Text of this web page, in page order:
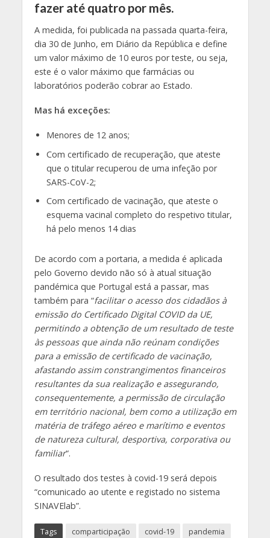
fazer até quatro por mês.
A medida, foi publicada na passada quarta-feira,
dia 30 de Junho, em Diário da República e define
um valor máximo de 10 euros por teste, ou seja,
este é o valor máximo que farmácias ou
laboratórios poderão cobrar ao Estado.
Mas há exceções:
Menores de 12 anos;
Com certificado de recuperação, que ateste
que o titular recuperou de uma infeção por
SARS-CoV-2;
Com certificado de vacinação, que ateste o
esquema vacinal completo do respetivo titular,
há pelo menos 14 dias
De acordo com a portaria, a medida é aplicada
pelo Governo devido não só à atual situação
pandémica que Portugal está a passar, mas
também para “facilitar o acesso dos cidadãos à
emissão do Certificado Digital COVID da UE,
permitindo a obtenção de um resultado de teste
às pessoas que ainda não reúnam condições
para a emissão de certificado de vacinação,
afastando assim constrangimentos financeiros
resultantes da sua realização e assegurando,
consequentemente, a permissão de circulação
em território nacional, bem como a utilização em
matéria de tráfego aéreo e marítimo e eventos
de natureza cultural, desportiva, corporativa ou
familiar“.
O resultado dos testes à covid-19 será depois
“comunicado ao utente e registado no sistema
SINAVElab”.
Tags comparticipação covid-19
pandemia